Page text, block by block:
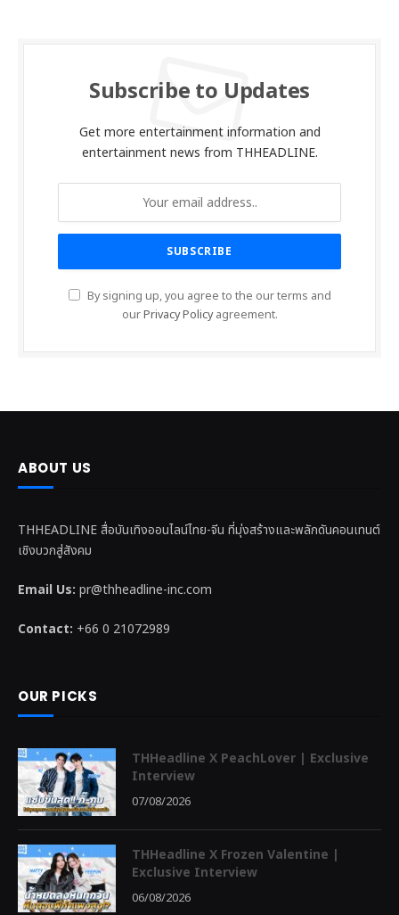
Subscribe to Updates
Get more entertainment information and
entertainment news from THHEADLINE.
By signing up, you agree to the our terms and
ourPrivacy Policyagreement.
ABOUT US
THHEADLINE สื่อบันเทิงออนไลน์ไทย-จีน ที่มุ่งสร้างและพลักดันคอนเทนต์
เชิงบวกสู่สังคม
Email Us: pr@thheadline-inc.com
Contact: +66 0 21072989
OUR PICKS
THHeadline X PeachLover | Exclusive
Interview
07/08/2026
THHeadline X Frozen Valentine |
Exclusive Interview
06/08/2026